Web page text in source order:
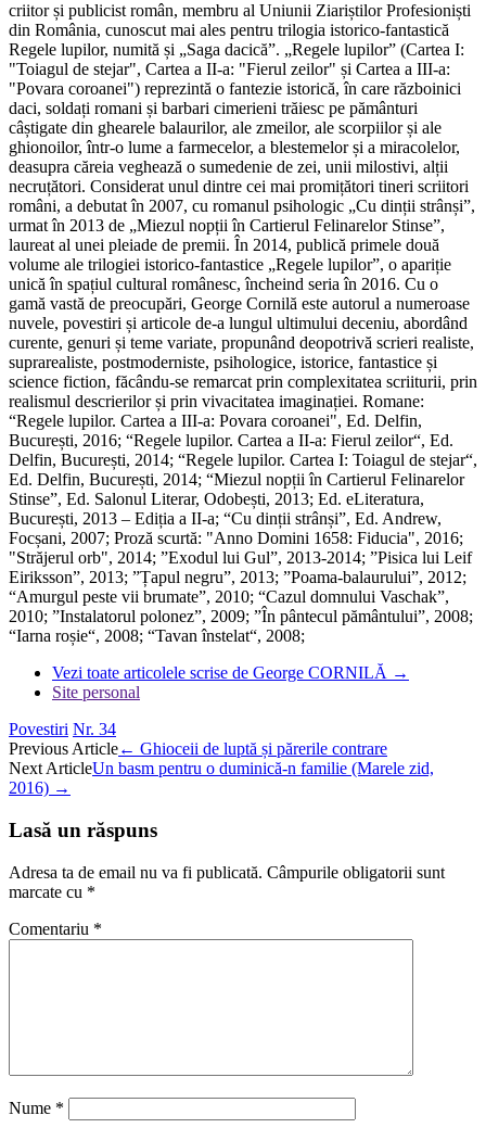
criitor și publicist român, membru al Uniunii Ziariștilor Profesioniști
din România, cunoscut mai ales pentru trilogia istorico-fantastică
Regele lupilor, numită și „Saga dacică”. „Regele lupilor” (Cartea I:
"Toiagul de stejar", Cartea a II-a: "Fierul zeilor" și Cartea a III-a:
"Povara coroanei") reprezintă o fantezie istorică, în care războinici
daci, soldați romani și barbari cimerieni trăiesc pe pământuri
câștigate din ghearele balaurilor, ale zmeilor, ale scorpiilor și ale
ghionoilor, într-o lume a farmecelor, a blestemelor și a miracolelor,
deasupra căreia veghează o sumedenie de zei, unii milostivi, alții
necruțători. Considerat unul dintre cei mai promițători tineri scriitori
români, a debutat în 2007, cu romanul psihologic „Cu dinții strânși”,
urmat în 2013 de „Miezul nopții în Cartierul Felinarelor Stinse”,
laureat al unei pleiade de premii. În 2014, publică primele două
volume ale trilogiei istorico-fantastice „Regele lupilor”, o apariție
unică în spațiul cultural românesc, încheind seria în 2016. Cu o
gamă vastă de preocupări, George Cornilă este autorul a numeroase
nuvele, povestiri și articole de-a lungul ultimului deceniu, abordând
curente, genuri și teme variate, propunând deopotrivă scrieri realiste,
suprarealiste, postmoderniste, psihologice, istorice, fantastice și
science fiction, făcându-se remarcat prin complexitatea scriiturii, prin
realismul descrierilor și prin vivacitatea imaginației. Romane:
“Regele lupilor. Cartea a III-a: Povara coroanei", Ed. Delfin,
București, 2016; “Regele lupilor. Cartea a II-a: Fierul zeilor“, Ed.
Delfin, București, 2014; “Regele lupilor. Cartea I: Toiagul de stejar“,
Ed. Delfin, București, 2014; “Miezul nopții în Cartierul Felinarelor
Stinse”, Ed. Salonul Literar, Odobești, 2013; Ed. eLiteratura,
București, 2013 – Ediția a II-a; “Cu dinții strânși”, Ed. Andrew,
Focșani, 2007; Proză scurtă: "Anno Domini 1658: Fiducia", 2016;
"Străjerul orb", 2014; ”Exodul lui Gul”, 2013-2014; ”Pisica lui Leif
Eiriksson”, 2013; ”Țapul negru”, 2013; ”Poama-balaurului”, 2012;
“Amurgul peste vii brumate”, 2010; “Cazul domnului Vaschak”,
2010; ”Instalatorul polonez”, 2009; ”În pântecul pământului”, 2008;
“Iarna roșie“, 2008; “Tavan înstelat“, 2008;
Vezi toate articolele scrise de George CORNILĂ →
Site personal
Povestiri Nr. 34
Post
navigation
Previous Article← Ghioceii de luptă și părerile contrare
Next ArticleUn basm pentru o duminică-n familie (Marele zid,
2016) →
Lasă un răspuns
Adresa ta de email nu va fi publicată. Câmpurile obligatorii sunt
marcate cu *
Comentariu *
Nume *